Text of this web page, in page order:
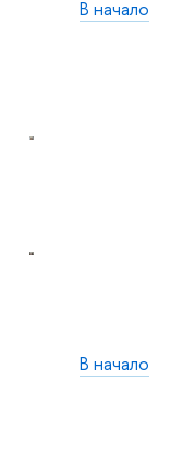
В начало
В начало